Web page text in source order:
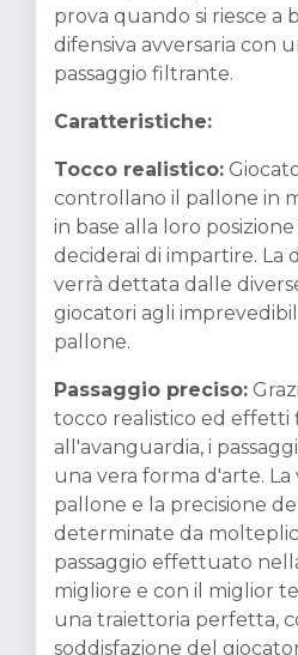
prova quando si riesce a
difensiva avversaria con
passaggio filtrante.
Caratteristiche:
Tocco realistico:
controllano il pallone in
in base alla loro
deciderai di impartire. La
verrà dettata dalle
giocatori agli
pallone.
Passaggio preciso:
tocco realistico ed effetti
all'avanguardia, i
una vera forma d'arte. La
pallone e la precisione
determinate da
passaggio effettuato
migliore e con il miglior
una traiettoria perfetta,
soddisfazione del